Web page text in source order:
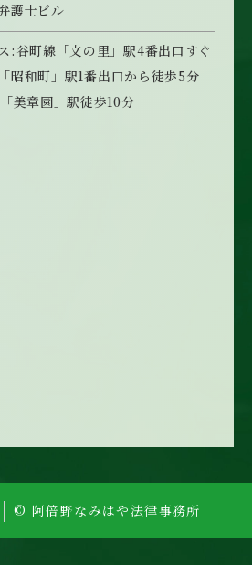
護士ビル
:谷町線「文の里」駅4番出口すぐ
昭和町」 駅1番出口から徒歩5分
美章園」駅徒歩10分
© 阿倍野なみはや法律事務所